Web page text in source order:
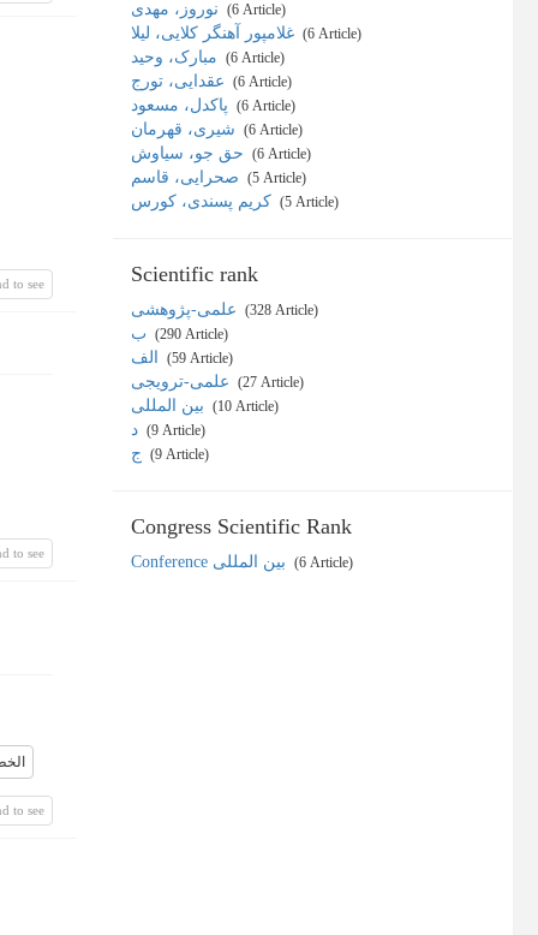
to see
to see
to see
‎ (6 Article)
‎ (6 Article)
‎ (6 Article)
‎ (6 Article)
‎ (6 Article)
‎ (6 Article)
‎ (6 Article)
‎ (5 Article)
‎ (5 Article)
Scientific rank
‎ (328 Article)
‎ (290 Article)
‎ (59 Article)
‎ (27 Article)
‎ (10 Article)
‎ (9 Article)
‎ (9 Article)
Congress Scientific Rank
‎ (6 Article)